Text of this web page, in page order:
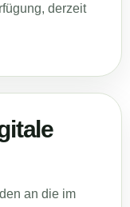
derzeit
an die im